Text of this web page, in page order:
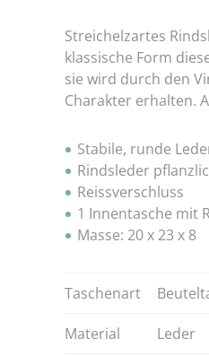
Streichelzartes
klassische Form
sie wird durch den
Charakter erhalten.
Stabile, runde
Rindsleder
Reissverschluss
1 Innentasche mit
Masse: 20 x 23 x 8
Taschenart
Material Leder